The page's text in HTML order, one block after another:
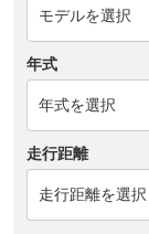
年式
走行距離